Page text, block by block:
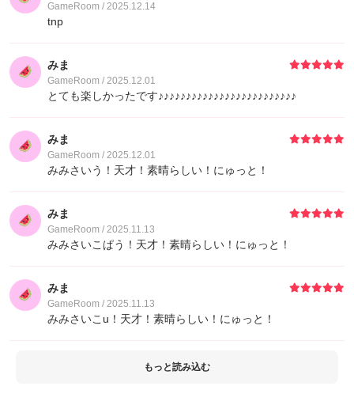
GameRoom / 2025.12.14
tnp
みま
GameRoom / 2025.12.01
とても楽しかったです♪♪♪♪♪♪♪♪♪♪♪♪♪♪♪♪♪♪♪♪♪♪♪♪♪
みま
GameRoom / 2025.12.01
みみさいう！天才！素晴らしい！にゅっと！
みま
GameRoom / 2025.11.13
みみさいこぱう！天才！素晴らしい！にゅっと！
みま
GameRoom / 2025.11.13
みみさいこu！天才！素晴らしい！にゅっと！
もっと読み込む